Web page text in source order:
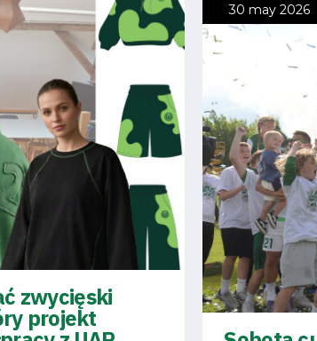
zwycięski
projekt
30 may 2026